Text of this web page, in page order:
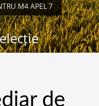
M4 APEL 7
de